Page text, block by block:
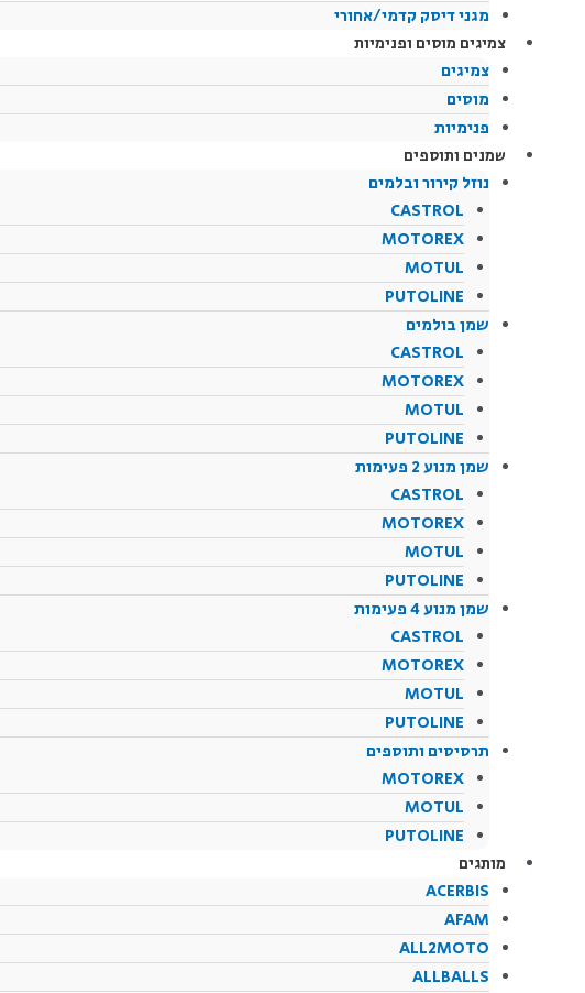
מגני דיסק קדמי/אחורי
צמיגים מוסים ופנימיות
צמיגים
מוסים
פנימיות
שמנים ותוספים
נוזל קירור ובלמים
CASTROL
MOTOREX
MOTUL
PUTOLINE
שמן בולמים
CASTROL
MOTOREX
MOTUL
PUTOLINE
שמן מנוע 2 פעימות
CASTROL
MOTOREX
MOTUL
PUTOLINE
שמן מנוע 4 פעימות
CASTROL
MOTOREX
MOTUL
PUTOLINE
תרסיסים ותוספים
MOTOREX
MOTUL
PUTOLINE
מותגים
ACERBIS
AFAM
ALL2MOTO
ALLBALLS